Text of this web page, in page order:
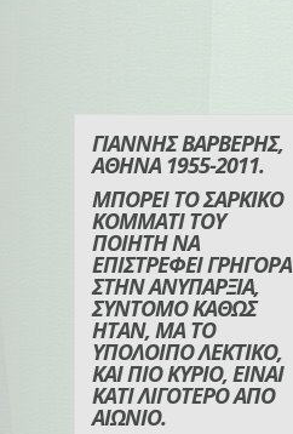
ΓΙΑΝΝΗΣ ΒΑΡΒΕΡΗΣ,
ΑΘΗΝΑ 1955-2011.
ΜΠΟΡΕΙ ΤΟ ΣΑΡΚΙΚΟ
ΚΟΜΜΑΤΙ ΤΟΥ
ΠΟΙΗΤΗ ΝΑ
ΕΠΙΣΤΡΕΦΕΙ ΓΡΗΓΟΡΑ
ΣΤΗΝ ΑΝΥΠΑΡΞΙΑ,
ΣΥΝΤΟΜΟ ΚΑΘΩΣ
ΗΤΑΝ, ΜΑ ΤΟ
ΥΠΟΛΟΙΠΟ ΛΕΚΤΙΚΟ,
ΚΑΙ ΠΙΟ ΚΥΡΙΟ, ΕΙΝΑΙ
ΚΑΤΙ ΛΙΓΟΤΕΡΟ ΑΠΟ
ΑΙΩΝΙΟ.